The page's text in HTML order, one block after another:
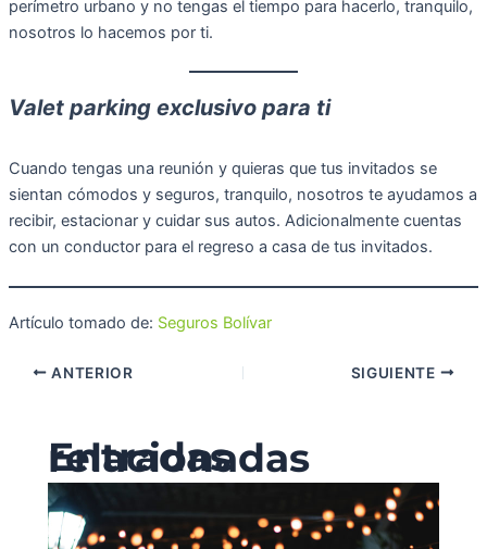
perímetro urbano y no tengas el tiempo para hacerlo, tranquilo,
nosotros lo hacemos por ti.
Valet parking exclusivo para ti
Cuando tengas una reunión y quieras que tus invitados se
sientan cómodos y seguros, tranquilo, nosotros te ayudamos a
recibir, estacionar y cuidar sus autos. Adicionalmente cuentas
con un conductor para el regreso a casa de tus invitados.
Artículo tomado de: Seguros Bolívar
ANTERIOR SIGUIENTE
Entradas relacionadas